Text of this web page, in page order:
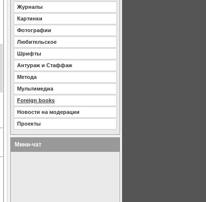
Журналы
Картинки
Фотографии
Любительское
Шрифты
Антураж и Стаффаж
Метода
Мультимедиа
Foreign books
Новости на модерации
Проекты
Мини-чат